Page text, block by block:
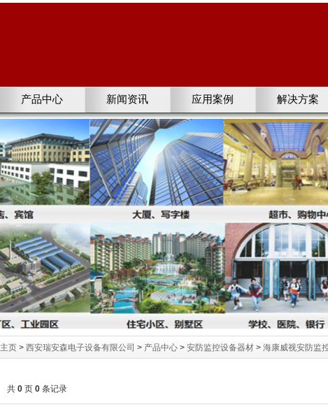
产品中心 新闻资讯 应用案例 解决方案
主页 > 西安瑞安森电子设备有限公司 > 产品中心 > 安防监控设备器材 > 海康威视安防监
共 0 页 0 条记录